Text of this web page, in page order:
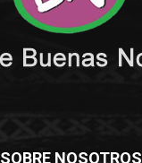
SOBRE NOSOTROS